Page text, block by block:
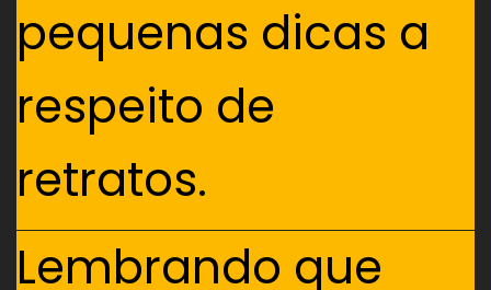
pequenas dicas a
respeito de
retratos.
Lembrando que